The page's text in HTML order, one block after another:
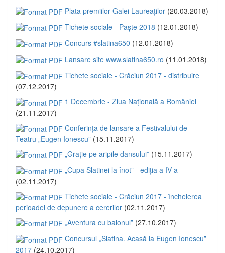
Plata premiilor Galei Laureaților (20.03.2018)
Tichete sociale - Paște 2018 (12.01.2018)
Concurs #slatina650 (12.01.2018)
Lansare site www.slatina650.ro (11.01.2018)
Tichete sociale - Crăciun 2017 - distribuire
(07.12.2017)
1 Decembrie - Ziua Națională a României
(21.11.2017)
Conferința de lansare a Festivalului de
Teatru „Eugen Ionescu” (15.11.2017)
„Grație pe aripile dansului” (15.11.2017)
„Cupa Slatinei la înot” - ediția a IV-a
(02.11.2017)
Tichete sociale - Crăciun 2017 - încheierea
perioadei de depunere a cererilor (02.11.2017)
„Aventura cu balonul” (27.10.2017)
Concursul „Slatina. Acasă la Eugen Ionescu”
2017 (24.10.2017)